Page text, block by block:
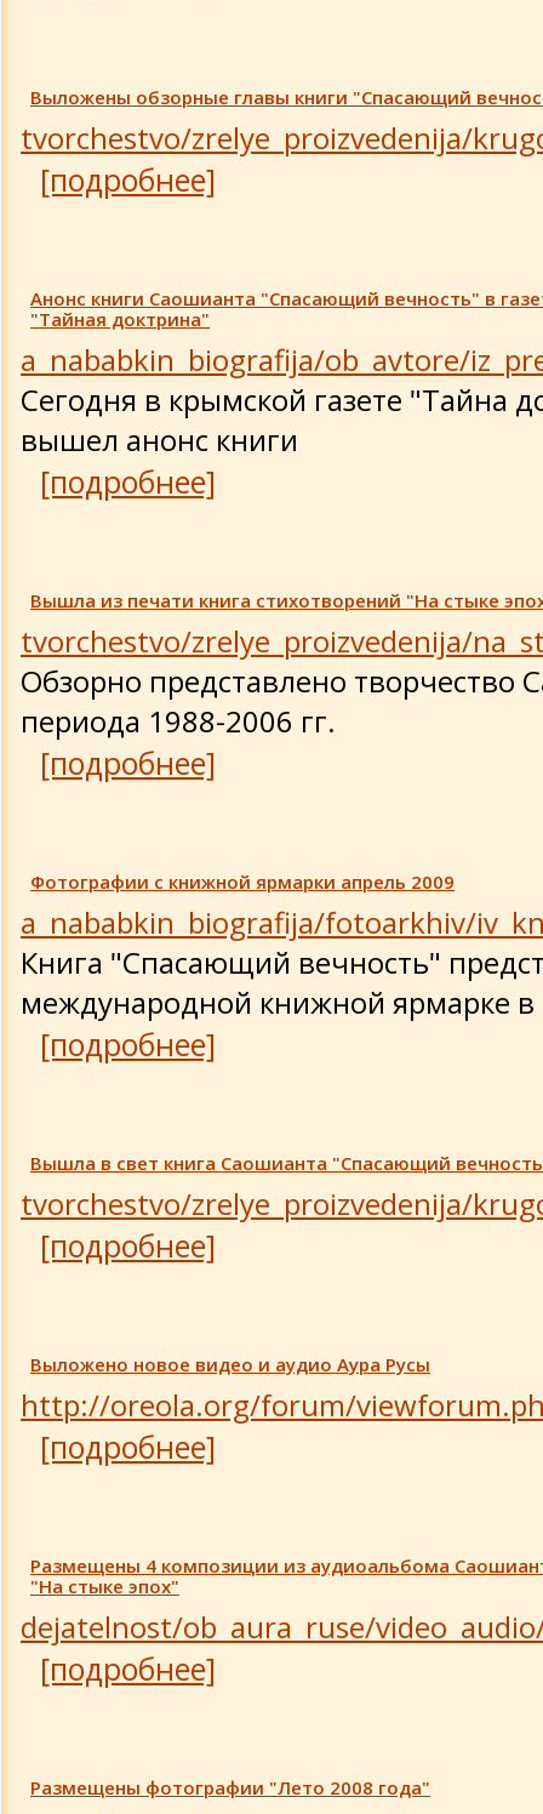
Выложены обзорные главы книги "Спасающий
tvorchestvo/zrelye_proizvedenija/
[подробнее]
Анонс книги Саошианта "Спасающий вечность" в
"Тайная доктрина"
a_nababkin_biografija/ob_avtore/
Сегодня в крымской газете "Тайна
вышел анонс книги
[подробнее]
Вышла из печати книга стихотворений "На стыке
tvorchestvo/zrelye_proizvedenija/
Обзорно представлено творчество
периода 1988-2006 гг.
[подробнее]
Фотографии с книжной ярмарки апрель 2009
a_nababkin_biografija/fotoarkhiv/
Книга "Спасающий вечность"
международной книжной ярмарке в
[подробнее]
Вышла в свет книга Саошианта "Спасающий
tvorchestvo/zrelye_proizvedenija/
[подробнее]
Выложено новое видео и аудио Аура Русы
http://oreola.org/forum/
[подробнее]
Размещены 4 композиции из аудиоальбома
"На стыке эпох"
dejatelnost/ob_aura_ruse/
[подробнее]
Размещены фотографии "Лето 2008 года"
Обновления 2004 года
Обновления 2003 года